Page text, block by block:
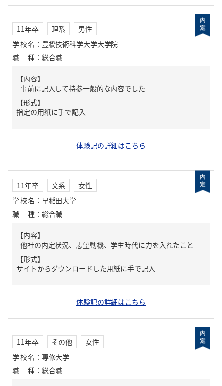
11年卒 理系
男性
学校名 ： 豊橋技術科学大学大学院
職種 ： 総合職
【内容】
事前に記入して持参一般的な内容でした
【形式】
指定の用紙に手で記入
体験記の詳細はこちら
11年卒 文系
女性
学校名 ： 早稲田大学
職種 ： 総合職
【内容】
他社の内定状況、志望動機、学生時代に力を入れたこと
【形式】
サイトからダウンロードした用紙に手で記入
体験記の詳細はこちら
11年卒 その他
女性
学校名 ： 専修大学
職種 ： 総合職